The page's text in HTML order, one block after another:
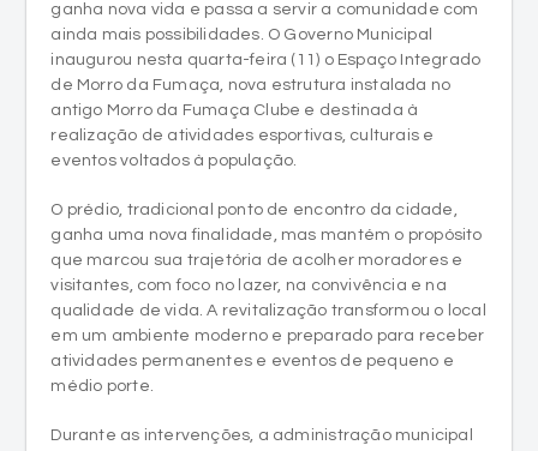
ganha nova vida e passa a servir a comunidade com
ainda mais possibilidades. O Governo Municipal
inaugurou nesta quarta-feira (11) o Espaço Integrado
de Morro da Fumaça, nova estrutura instalada no
antigo Morro da Fumaça Clube e destinada à
realização de atividades esportivas, culturais e
eventos voltados à população.
O prédio, tradicional ponto de encontro da cidade,
ganha uma nova finalidade, mas mantém o propósito
que marcou sua trajetória de acolher moradores e
visitantes, com foco no lazer, na convivência e na
qualidade de vida. A revitalização transformou o local
em um ambiente moderno e preparado para receber
atividades permanentes e eventos de pequeno e
médio porte.
Durante as intervenções, a administração municipal